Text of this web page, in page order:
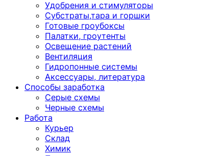
Удобрения и стимуляторы
Субстраты,тара и горшки
Готовые гроубоксы
Палатки, гроутенты
Освещение растений
Вентиляция
Гидропонные системы
Аксессуары, литература
Способы заработка
Серые схемы
Черные схемы
Работа
Курьер
Склад
Химик